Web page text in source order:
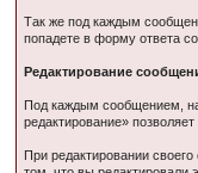
Так же под каждым
попадете в форму ответа
Редактирование
Под каждым сообщением,
редактирование»
При редактировании